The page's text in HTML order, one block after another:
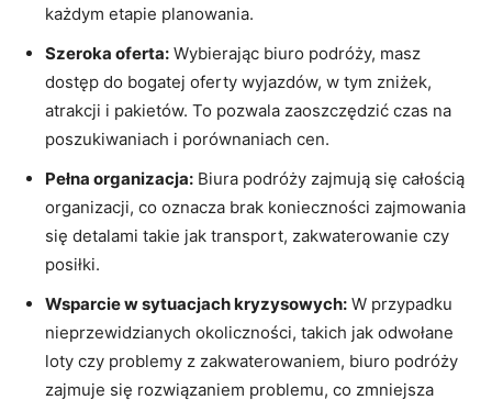
każdym etapie planowania.
Szeroka oferta: Wybierając biuro podróży, masz
dostęp do bogatej oferty wyjazdów, w tym⁢ zniżek,
atrakcji i pakietów. To ​pozwala zaoszczędzić czas na
poszukiwaniach i porównaniach cen.
Pełna organizacja: Biura podróży zajmują się całością
organizacji, co oznacza ⁢brak konieczności zajmowania
się detalami takie jak transport, zakwaterowanie czy
posiłki.
Wsparcie w sytuacjach kryzysowych: ⁢W przypadku
nieprzewidzianych okoliczności, takich ⁣jak odwołane
loty‍ czy problemy ⁣z‌ zakwaterowaniem, biuro podróży
zajmuje się‍ rozwiązaniem ‍problemu, co ⁤zmniejsza